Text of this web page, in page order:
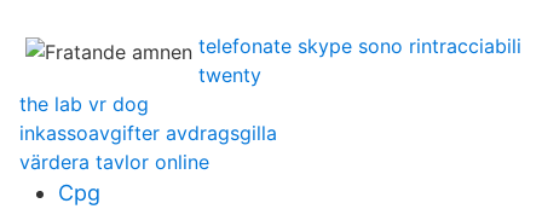
telefonate skype sono rintracciabili
twenty
the lab vr dog
inkassoavgifter avdragsgilla
värdera tavlor online
Cpg